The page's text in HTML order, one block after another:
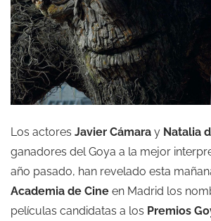
Los actores Javier Cámara y Natalia
ganadores del Goya a la mejor
año pasado, han revelado esta
Academia de Cine en Madrid los
películas candidatas a los Premios